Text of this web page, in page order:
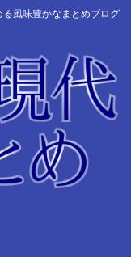
風味豊かなまとめブログ